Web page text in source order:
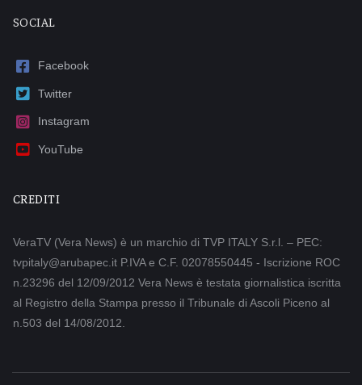
SOCIAL
Facebook
Twitter
Instagram
YouTube
CREDITI
VeraTV (Vera News) è un marchio di TVP ITALY S.r.l. – PEC:
tvpitaly@arubapec.it P.IVA e C.F. 02078550445 - Iscrizione ROC
n.23296 del 12/09/2012 Vera News è testata giornalistica iscritta
al Registro della Stampa presso il Tribunale di Ascoli Piceno al
n.503 del 14/08/2012.